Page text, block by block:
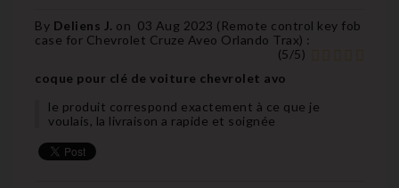
By Deliens J. on 03 Aug 2023 ( Remote control key fob
case for Chevrolet Cruze Aveo Orlando Trax) :
(5/5)
coque pour clé de voiture chevrolet avo
le produit correspond exactement à ce que je
voulais, la livraison a rapide et soignée